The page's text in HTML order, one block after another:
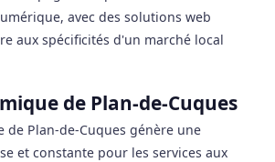
avec des solutions web
aux spécificités d'un marché local
de Plan-de-Cuques
de Plan-de-Cuques génère une
et constante pour les services aux